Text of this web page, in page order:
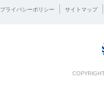
プライバシーポリシー サイトマップ